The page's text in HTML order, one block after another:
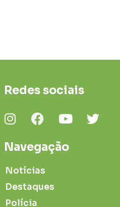
Redes sociais
Navegação
Notícias
Destaques
Polícia